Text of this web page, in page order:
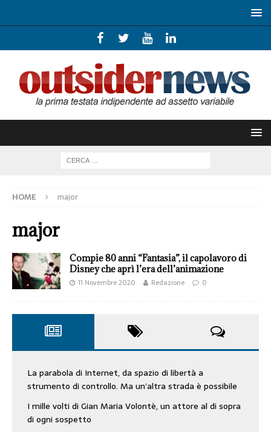
HOME major
major
Compie 80 anni “Fantasia”, il capolavoro di
Disney che aprì l’era dell’animazione
11 Novembre 2020 Redazione 0
La parabola di Internet, da spazio di libertà a
strumento di controllo. Ma un’altra strada è possibile
I mille volti di Gian Maria Volontè, un attore al di sopra
di ogni sospetto